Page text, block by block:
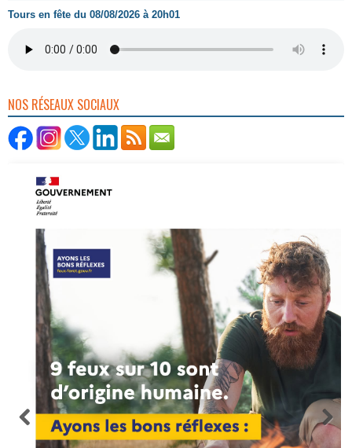
Tours en fête du 08/08/2026 à 20h01
NOS RÉSEAUX SOCIAUX